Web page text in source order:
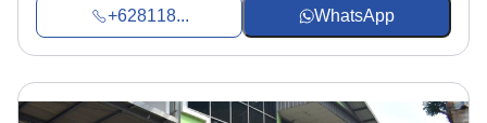
+628118... WhatsApp